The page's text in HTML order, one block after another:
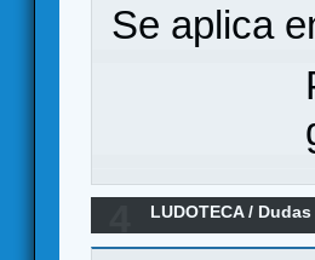
Se aplica
LUDOTECA/